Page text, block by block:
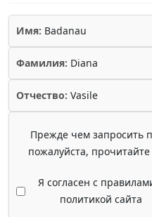
Имя: Badanau
Фамилия: Diana
Отчество: Vasile
Прежде чем запросить
пожалуйста, прочитайте
Я согласен с
политикой сайта